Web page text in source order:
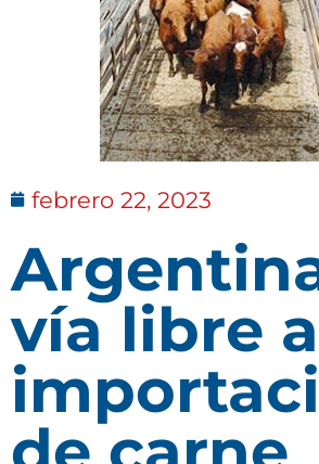
febrero 22, 2023
vía libre